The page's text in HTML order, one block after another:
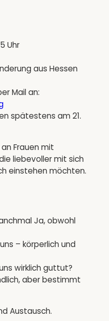
Uhr
aus Hessen
Mail an:
spätestens am 21.
Frauen mit
liebevoller mit sich
einstehen möchten.
Ja, obwohl
– körperlich und
wirklich guttut?
aber bestimmt
Austausch.